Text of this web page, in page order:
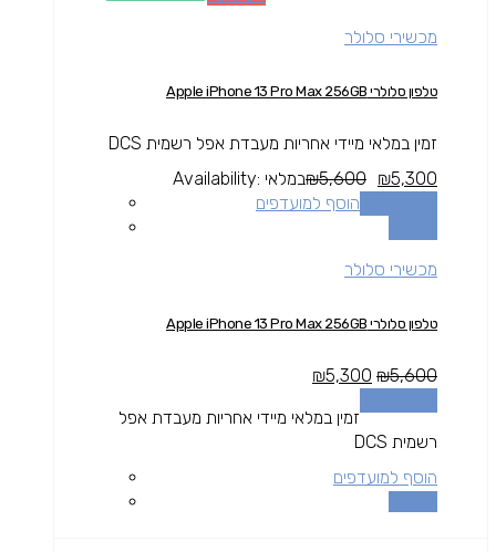
מכשירי סלולר
טלפון סלולרי Apple iPhone 13 Pro Max 256GB
זמין במלאי מיידי אחריות מעבדת אפל רשמית DCS
₪5,600 ₪5,300
Availability: במלאי
הוסף למועדפים
מכשירי סלולר
טלפון סלולרי Apple iPhone 13 Pro Max 256GB
₪5,600
₪5,300
זמין במלאי מיידי אחריות מעבדת אפל
רשמית DCS
הוסף למועדפים